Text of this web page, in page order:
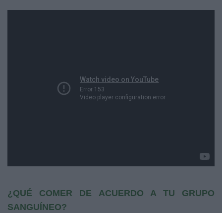
¿QUÉ COMER DE ACUERDO A TU GRUPO
SANGUÍNEO?